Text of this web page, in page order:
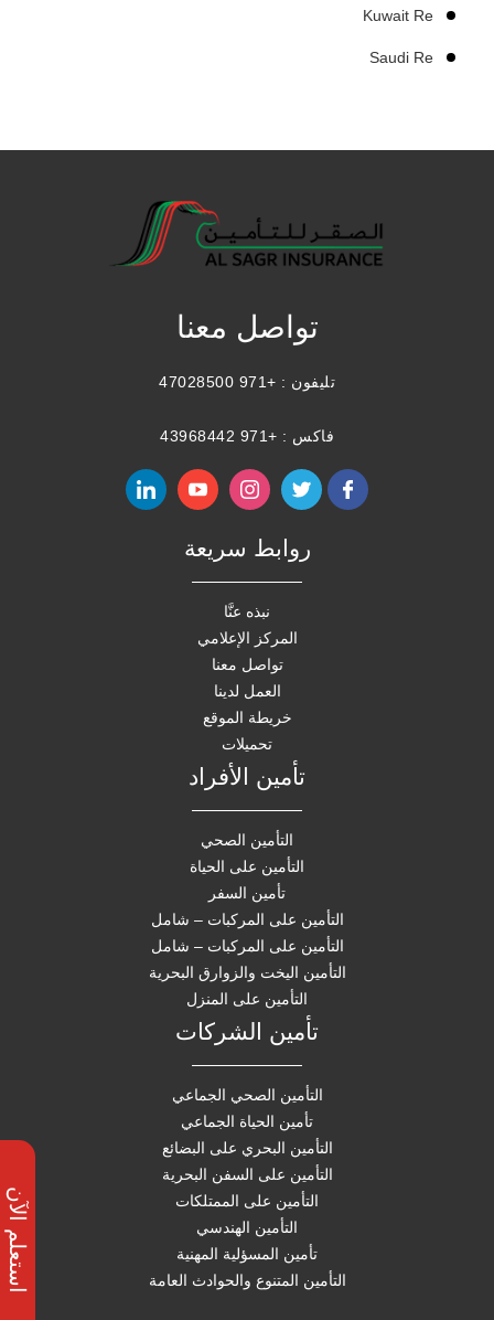
Kuwait Re
Saudi Re
تواصل معنا
تليفون : +971 47028500
فاكس : +971 43968442
روابط سريعة
نبذه عنَّا
المركز الإعلامي
تواصل معنا
العمل لدينا
خريطة الموقع
تحميلات
تأمين الأفراد
التأمين الصحي
التأمين على الحياة
تأمين السفر
التأمين على المركبات – شامل
التأمين على المركبات – شامل
التأمين اليخت والزوارق البحرية
التأمين على المنزل
تأمين الشركات
التأمين الصحي الجماعي
تأمين الحياة الجماعي
التأمين البحري على البضائع
التأمين على السفن البحرية
التأمين على الممتلكات
التأمين الهندسي
تأمين المسؤلية المهنية
التأمين المتنوع والحوادث العامة
استعلم الآن